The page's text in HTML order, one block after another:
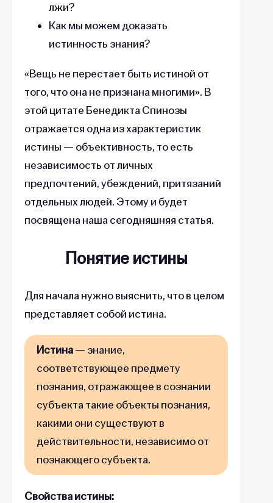
лжи?
Как мы можем доказать
истинность знания?
«Вещь не перестает быть истиной от
того, что она не признана многими». В
этой цитате Бенедикта Спинозы
отражается одна из характеристик
истины — объективность, то есть
независимость от личных
предпочтений, убеждений, притязаний
отдельных людей. Этому и будет
посвящена наша сегодняшняя статья.
Понятие истины
Для начала нужно выяснить, что в целом
представляет собой истина.
Истина— знание,
соответствующее предмету
познания, отражающее в сознании
субъекта такие объекты познания,
какими они существуют в
действительности, независимо от
познающего субъекта.
Свойства истины: